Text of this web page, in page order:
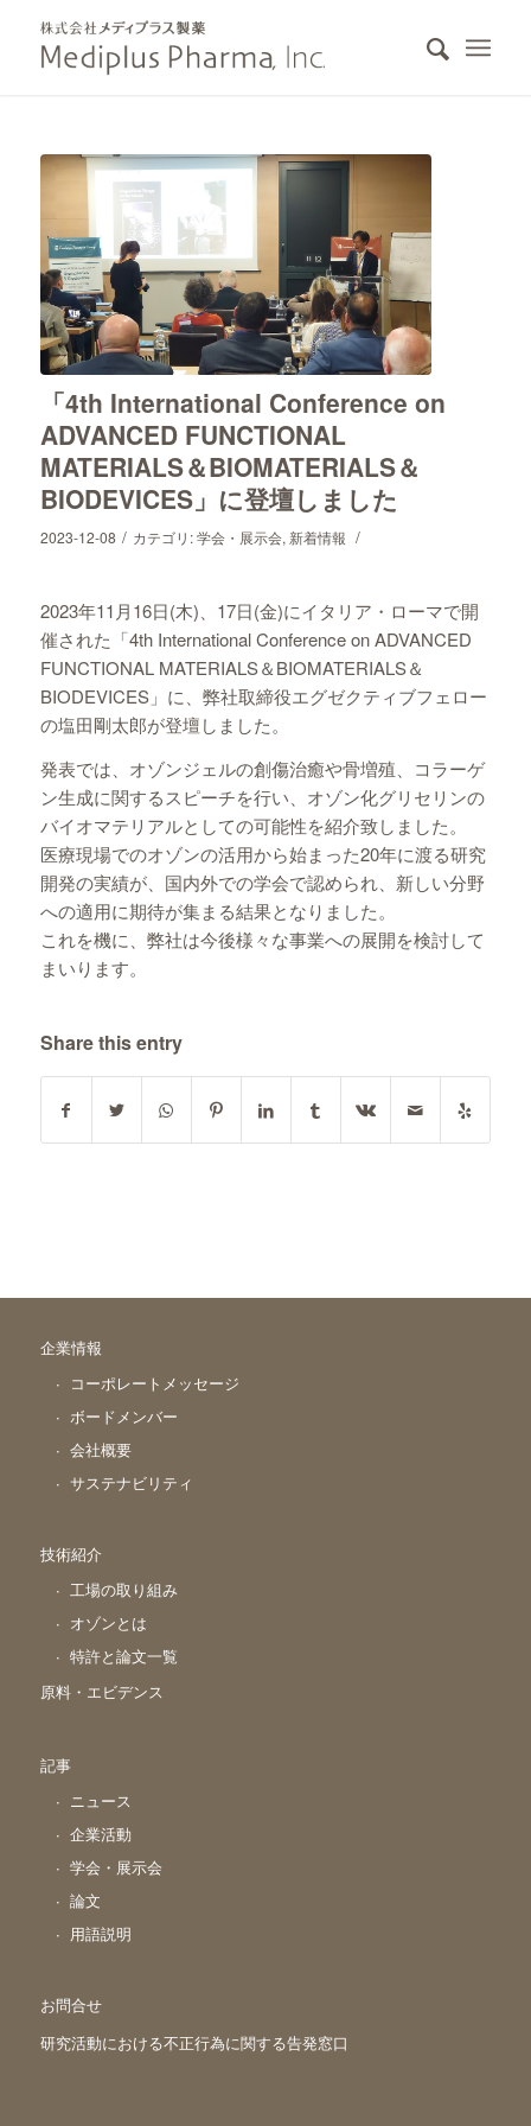
「4th International Conference on
ADVANCED FUNCTIONAL
MATERIALS＆BIOMATERIALS＆
BIODEVICES」に登壇しました
2023-12-08 / カテゴリ:学会・展示会, 新着情報 /
2023年11月16日(木)、17日(金)にイタリア・ローマで開
催された「4th International Conference on ADVANCED
FUNCTIONAL MATERIALS＆BIOMATERIALS＆
BIODEVICES」に、弊社取締役エグゼクティブフェロー
の塩田剛太郎が登壇しました。
発表では、オゾンジェルの創傷治癒や骨増殖、コラーゲ
ン生成に関するスピーチを行い、オゾン化グリセリンの
バイオマテリアルとしての可能性を紹介致しました。
医療現場でのオゾンの活用から始まった20年に渡る研究
開発の実績が、国内外での学会で認められ、新しい分野
への適用に期待が集まる結果となりました。
これを機に、弊社は今後様々な事業への展開を検討して
まいります。
Share this entry
企業情報
コーポレートメッセージ
ボードメンバー
会社概要
サステナビリティ
技術紹介
工場の取り組み
オゾンとは
特許と論文一覧
原料・エビデンス
記事
ニュース
企業活動
学会・展示会
論文
用語説明
お問合せ
研究活動における不正行為に関する告発窓口